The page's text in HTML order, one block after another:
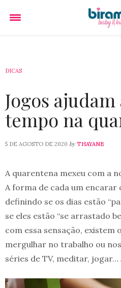
DICAS
Jogos ajudam
tempo na
5 DE AGOSTO DE 2020 by THAYANE
A quarentena mexeu com a
A forma de cada um encarar
definindo se os dias estão
se eles estão “se arrastado
com essa sensação, existem
mergulhar no trabalho ou
séries de TV, meditar, jogar…